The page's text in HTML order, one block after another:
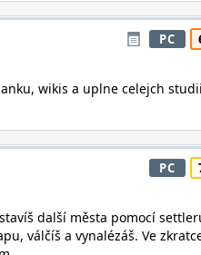
PC
wikis a uplne celejch
PC
další města pomocí
válčíš a vynalézáš. Ve